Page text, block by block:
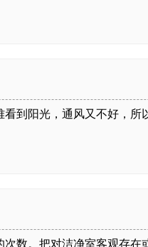
看到阳光，通风又不好
。把对洁净室客观存在